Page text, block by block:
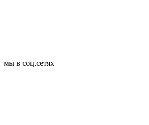
мы в соц.сетях